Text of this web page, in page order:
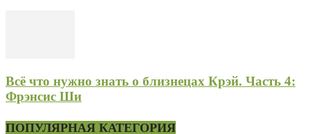
Всё что нужно знать о близнецах Крэй. Часть 4:
Фрэнсис Ши
ПОПУЛЯРНАЯ КАТЕГОРИЯ